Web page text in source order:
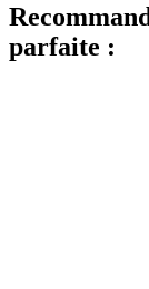
parfaite :